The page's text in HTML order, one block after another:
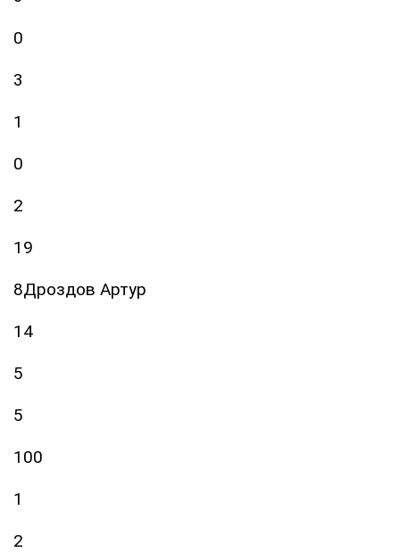
0
3
1
0
2
19
8Дроздов Артур
14
5
5
100
1
2